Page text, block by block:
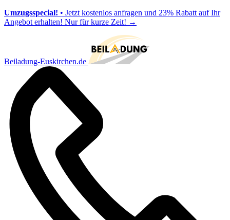
Umzugsspecial! • Jetzt kostenlos anfragen und 23% Rabatt auf Ihr
Angebot erhalten! Nur für kurze Zeit! →
Beiladung-Euskirchen.de